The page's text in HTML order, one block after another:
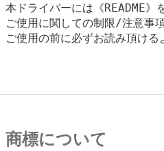
本ドライバーには《README》
ご使用に関しての制限/注意事
ご使用の前に必ずお読み頂ける
商標について